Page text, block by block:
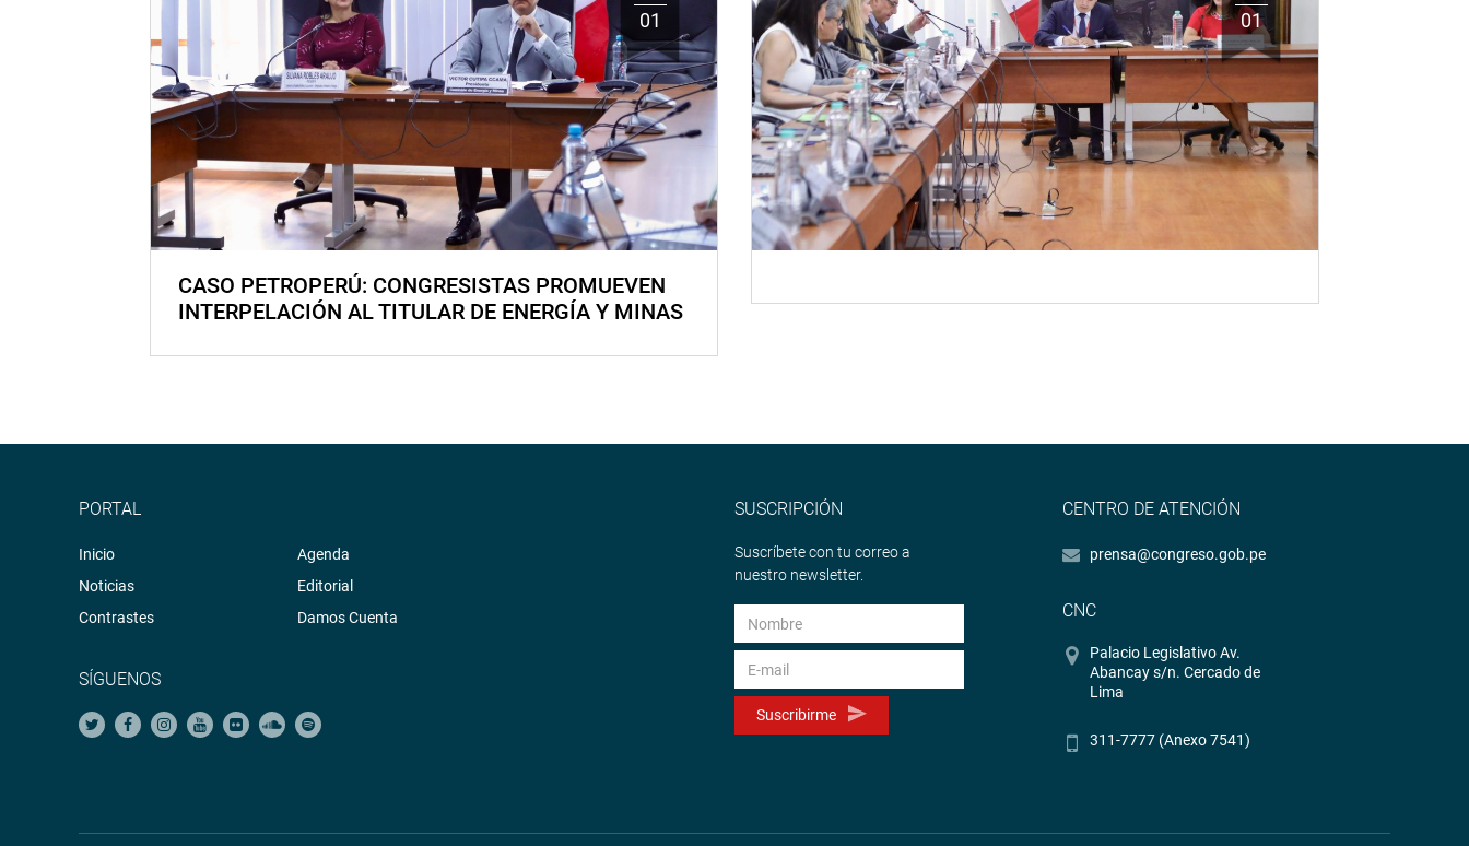
01
CASO PETROPERÚ: CONGRESISTAS PROMUEVEN
INTERPELACIÓN AL TITULAR DE ENERGÍA Y MINAS
01
PORTAL
Inicio
Noticias
Contrastes
Agenda
Editorial
Damos Cuenta
SÍGUENOS
SUSCRIPCIÓN
Suscríbete con tu correo a
nuestro newsletter.
Suscribirme
CENTRO DE ATENCIÓN
prensa@congreso.gob.pe
CNC
Palacio Legislativo Av.
Abancay s/n. Cercado de
Lima
311-7777 (Anexo 7541)